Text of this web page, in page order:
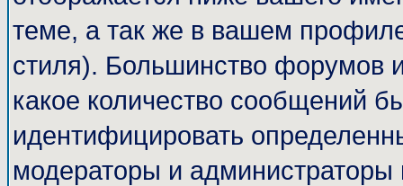
теме, а так же в вашем
стиля). Большинство форумов
какое количество сообщений
идентифицировать
модераторы и администраторы